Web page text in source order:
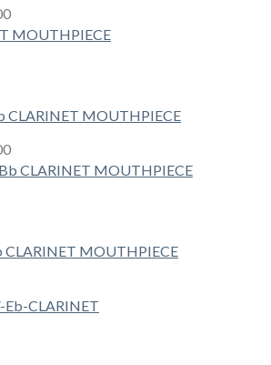
CLARINET MOUTHPIECE
CLARINET MOUTHPIECE